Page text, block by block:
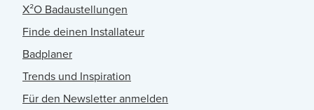
X²O Badaustellungen
Finde deinen Installateur
Badplaner
Trends und Inspiration
Für den Newsletter anmelden